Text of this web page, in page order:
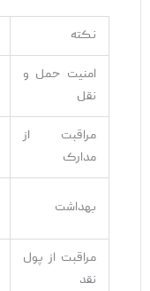
نکته
امنیت حمل و
نقل
مراقبت از
مدارک
بهداشت
مراقبت از پول
نقد